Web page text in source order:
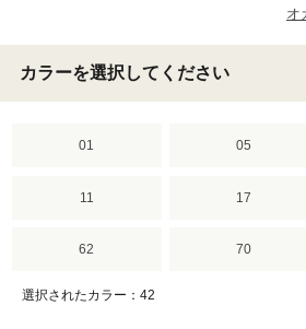
オ
カラーを選択してください
01 05
11 17
62 70
選択されたカラー：42